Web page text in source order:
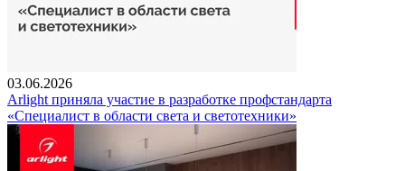
03.06.2026
Arlight приняла участие в разработке профстандарта
«Специалист в области света и светотехники»